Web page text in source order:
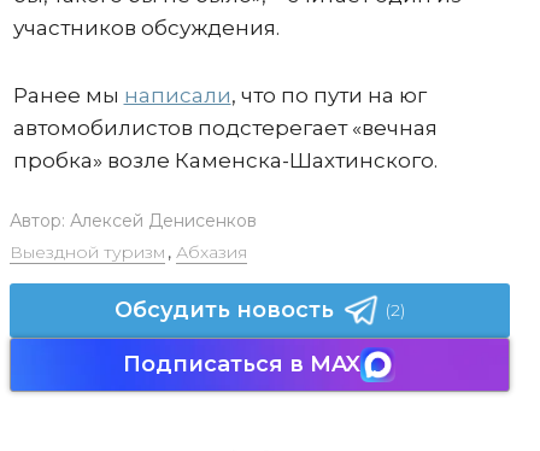
участников обсуждения.
Ранее мы написали, что по пути на юг
автомобилистов подстерегает «вечная
пробка» возле Каменска-Шахтинского.
Автор: Алексей Денисенков
Выездной туризм , Абхазия
Обсудить новость (2)
Подписаться в MAX